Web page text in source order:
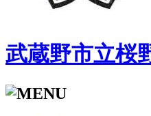
武蔵野市立桜